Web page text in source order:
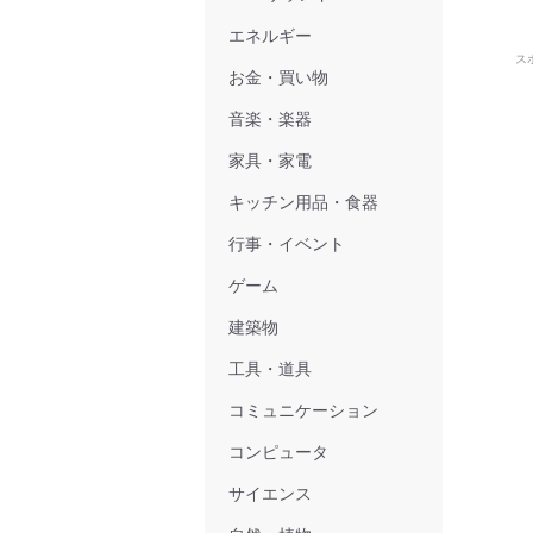
ス
エネルギー
お金・買い物
音楽・楽器
家具・家電
キッチン用品・食器
行事・イベント
ゲーム
建築物
工具・道具
コミュニケーション
コンピュータ
サイエンス